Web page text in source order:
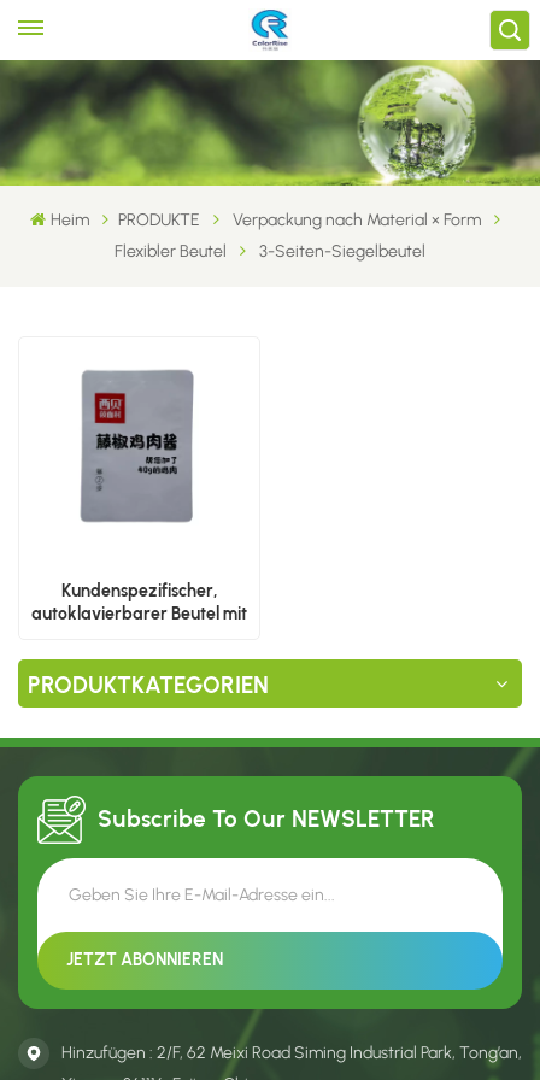
Heim PRODUKTE
Verpackung nach Material × Form
Flexibler Beutel
3-Seiten-Siegelbeutel
Kundenspezifischer,
autoklavierbarer Beutel mit
abfüllbare Lebensmittel
PRODUKTKATEGORIEN
Subscribe To Our NEWSLETTER
Hinzufügen : 2/F, 62 Meixi Road Siming Industrial Park, Tong’an,